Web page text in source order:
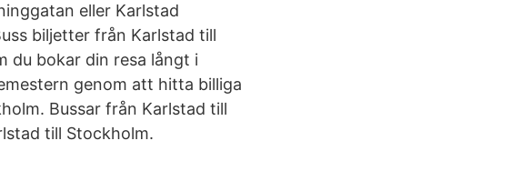
eller Karlstad
biljetter från Karlstad till
du bokar din resa långt i
genom att hitta billiga
Bussar från Karlstad till
till Stockholm.